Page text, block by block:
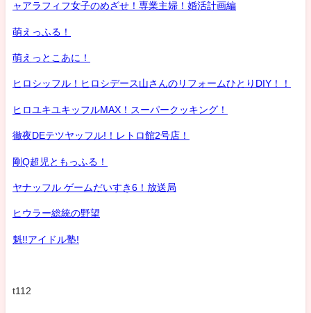
ャアラフィフ女子のめざせ！専業主婦！婚活計画編
萌えっふる！
萌えっとこあに！
ヒロシッフル！ヒロシデース山さんのリフォームひとりDIY！！
ヒロユキユキッフルMAX！スーパークッキング！
徹夜DEテツヤッフル!！レトロ館2号店！
剛Q超児ともっふる！
ヤナッフル ゲームだいすき6！放送局
ヒウラー総統の野望
魁!!アイドル塾!
t112